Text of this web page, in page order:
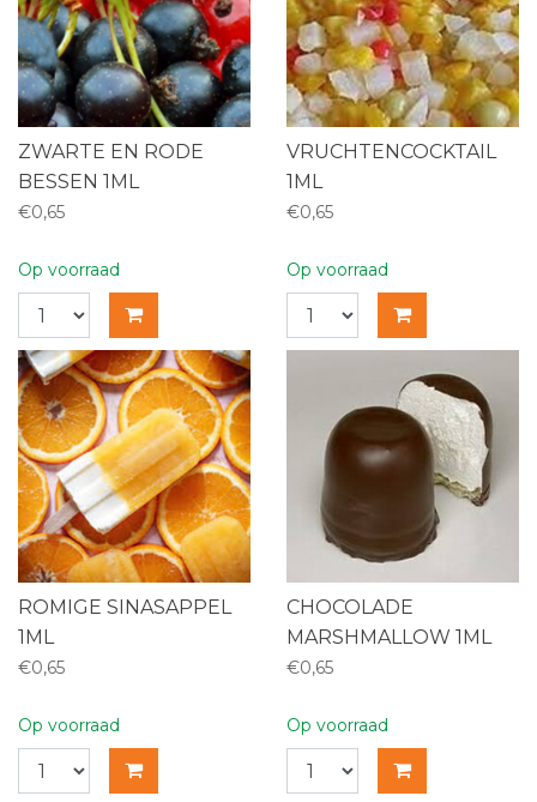
ZWARTE EN RODE
BESSEN 1ML
€0,65
Op voorraad
VRUCHTENCOCKTAIL
1ML
€0,65
Op voorraad
ROMIGE SINASAPPEL
1ML
€0,65
Op voorraad
CHOCOLADE
MARSHMALLOW 1ML
€0,65
Op voorraad